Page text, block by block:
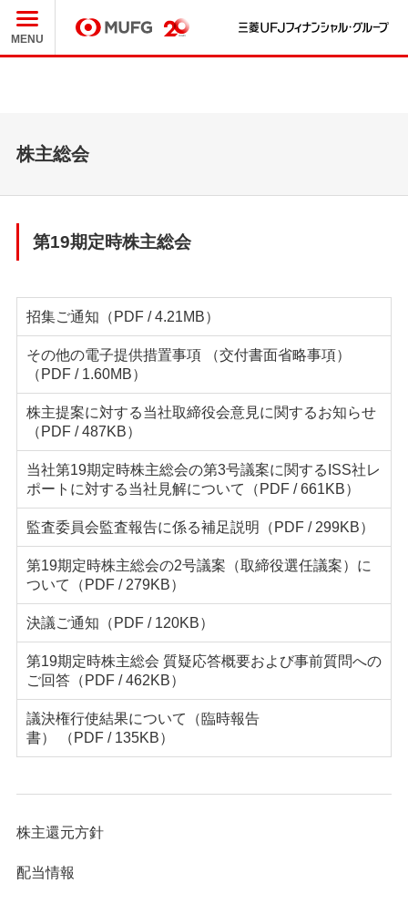
MUFG
MENU
株主総会
第19期定時株主総会
招集ご通知 （PDF / 4.21MB）
その他の電子提供措置事項 （交付書面省略事項）
（PDF / 1.60MB）
株主提案に対する当社取締役会意見に関するお知らせ
（PDF / 487KB）
当社第19期定時株主総会の第3号議案に関するISS社レ
ポートに対する当社見解について
（PDF / 661KB）
監査委員会監査報告に係る補足説明 （PDF / 299KB）
第19期定時株主総会の2号議案（取締役選任議案）に
ついて
（PDF / 279KB）
決議ご通知 （PDF / 120KB）
第19期定時株主総会 質疑応答概要および事前質問への
ご回答 （PDF / 462KB）
議決権行使結果について（臨時報告
書）
（PDF / 135KB）
株主還元方針
配当情報